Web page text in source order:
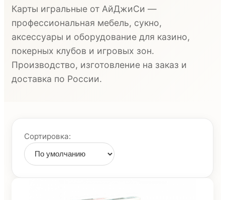
Карты игральные от АйДжиСи —
профессиональная мебель, сукно,
аксессуары и оборудование для казино,
покерных клубов и игровых зон.
Производство, изготовление на заказ и
доставка по России.
Сортировка: